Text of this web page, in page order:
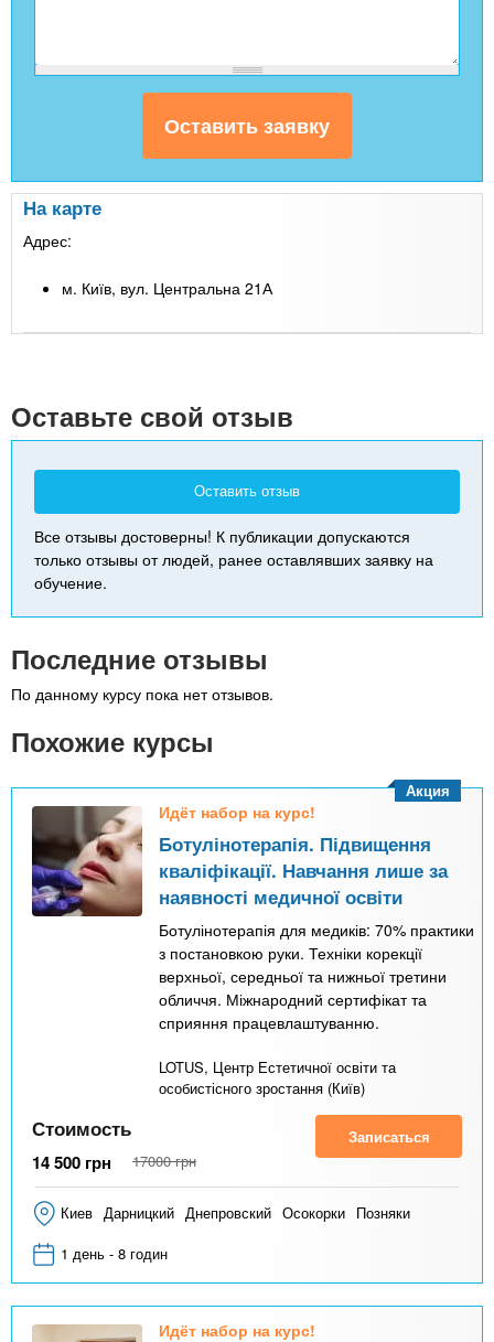
На карте
Адрес:
м. Київ, вул. Центральна 21А
Оставьте свой отзыв
Оставить отзыв
Все отзывы достоверны! К публикации допускаются
только отзывы от людей, ранее оставлявших заявку на
обучение.
Последние отзывы
По данному курсу пока нет отзывов.
Похожие курсы
Идёт набор на курс!
Ботулінотерапія. Підвищення
кваліфікації. Навчання лише за
наявності медичної освіти
Ботулінотерапія для медиків: 70% практики
з постановкою руки. Техніки корекції
верхньої, середньої та нижньої третини
обличчя. Міжнародний сертифікат та
сприяння працевлаштуванню.
LOTUS, Центр Естетичної освіти та
особистісного зростання (Київ)
Акция
Стоимость
14 500 грн 17000 грн
Записаться
Киев Дарницкий Днепровский Осокорки Позняки
1 день - 8 годин
Идёт набор на курс!